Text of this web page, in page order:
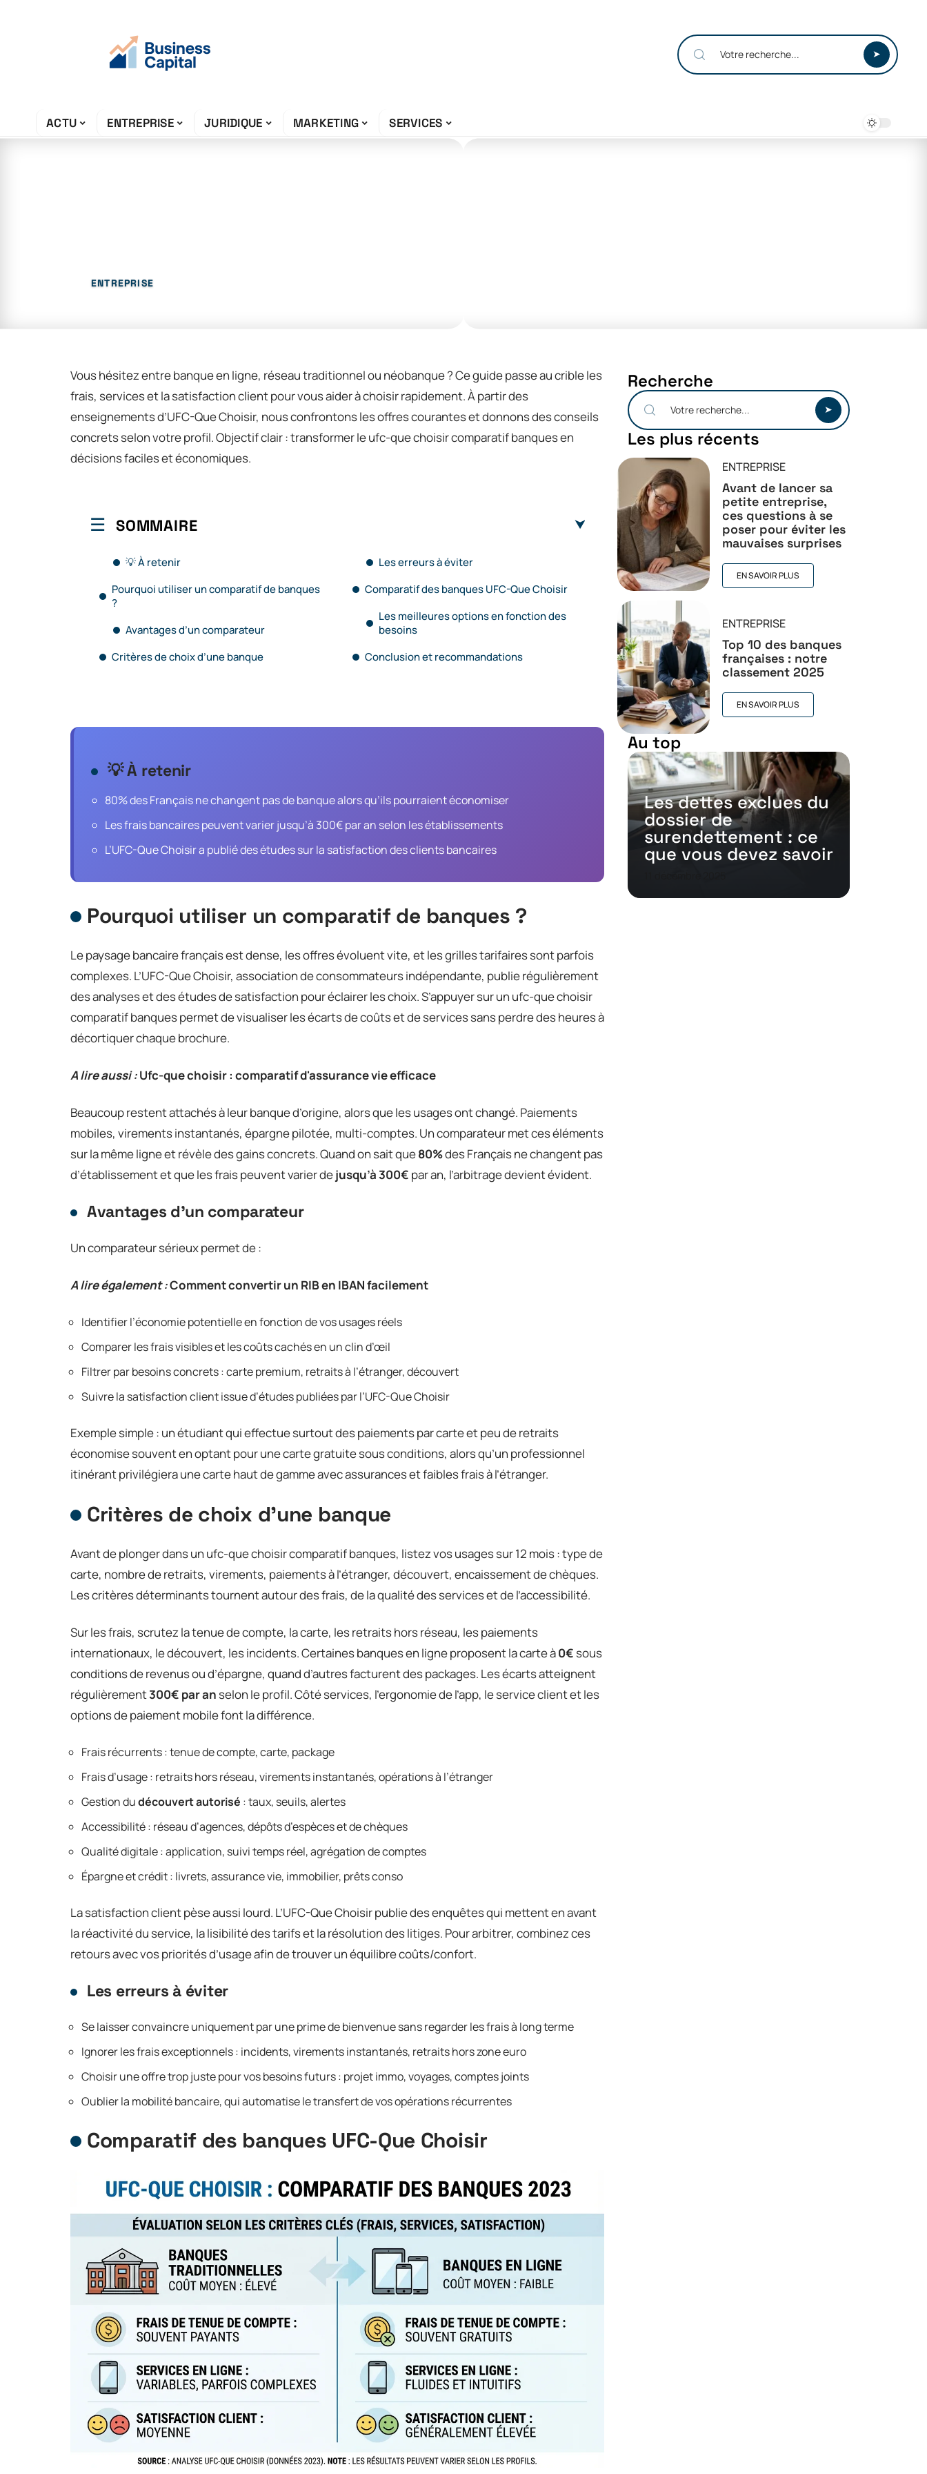
ACTU ENTREPRISE JURIDIQUE MARKETING SERVICES
ENTREPRISE
Vous hésitez entre banque en ligne, réseau traditionnel ou néobanque ? Ce guide passe au crible les
frais, services et la satisfaction client pour vous aider à choisir rapidement. À partir des
enseignements d’UFC-Que Choisir, nous confrontons les offres courantes et donnons des conseils
concrets selon votre profil. Objectif clair : transformer le ufc-que choisir comparatif banques en
décisions faciles et économiques.
SOMMAIRE
💡 À retenir
Pourquoi utiliser un comparatif de banques
?
Avantages d’un comparateur
Critères de choix d’une banque
Les erreurs à éviter
Comparatif des banques UFC-Que Choisir
Les meilleures options en fonction des
besoins
Conclusion et recommandations
💡 À retenir
80% des Français ne changent pas de banque alors qu’ils pourraient économiser
Les frais bancaires peuvent varier jusqu’à 300€ par an selon les établissements
L’UFC-Que Choisir a publié des études sur la satisfaction des clients bancaires
Pourquoi utiliser un comparatif de banques ?
Le paysage bancaire français est dense, les offres évoluent vite, et les grilles tarifaires sont parfois
complexes. L’UFC-Que Choisir, association de consommateurs indépendante, publie régulièrement
des analyses et des études de satisfaction pour éclairer les choix. S’appuyer sur un ufc-que choisir
comparatif banques permet de visualiser les écarts de coûts et de services sans perdre des heures à
décortiquer chaque brochure.
A lire aussi :Ufc-que choisir : comparatif d'assurance vie efficace
Beaucoup restent attachés à leur banque d’origine, alors que les usages ont changé. Paiements
mobiles, virements instantanés, épargne pilotée, multi-comptes. Un comparateur met ces éléments
sur la même ligne et révèle des gains concrets. Quand on sait que80%des Français ne changent pas
d’établissement et que les frais peuvent varier dejusqu’à 300€ par an, l’arbitrage devient évident.
Avantages d’un comparateur
Un comparateur sérieux permet de :
A lire également :Comment convertir un RIB en IBAN facilement
Identifier l’économie potentielle en fonction de vos usages réels
Comparer les frais visibles et les coûts cachés en un clin d’œil
Filtrer par besoins concrets : carte premium, retraits à l’étranger, découvert
Suivre la satisfaction client issue d’études publiées par l’UFC-Que Choisir
Exemple simple : un étudiant qui effectue surtout des paiements par carte et peu de retraits
économise souvent en optant pour une carte gratuite sous conditions, alors qu’un professionnel
itinérant privilégiera une carte haut de gamme avec assurances et faibles frais à l’étranger.
Critères de choix d’une banque
Avant de plonger dans un ufc-que choisir comparatif banques, listez vos usages sur 12 mois : type de
carte, nombre de retraits, virements, paiements à l’étranger, découvert, encaissement de chèques.
Les critères déterminants tournent autour des frais, de la qualité des services et de l’accessibilité.
Sur les frais, scrutez la tenue de compte, la carte, les retraits hors réseau, les paiements
internationaux, le découvert, les incidents. Certaines banques en ligne proposent la carte à0€ sous
conditions de revenus ou d’épargne, quand d’autres facturent des packages. Les écarts atteignent
régulièrement300€ par an selon le profil. Côté services, l’ergonomie de l’app, le service client et les
options de paiement mobile font la différence.
Frais récurrents : tenue de compte, carte, package
Frais d’usage : retraits hors réseau, virements instantanés, opérations à l’étranger
Gestion dudécouvert autorisé : taux, seuils, alertes
Accessibilité : réseau d’agences, dépôts d’espèces et de chèques
Qualité digitale : application, suivi temps réel, agrégation de comptes
Épargne et crédit : livrets, assurance vie, immobilier, prêts conso
La satisfaction client pèse aussi lourd. L’UFC-Que Choisir publie des enquêtes qui mettent en avant
la réactivité du service, la lisibilité des tarifs et la résolution des litiges. Pour arbitrer, combinez ces
retours avec vos priorités d’usage afin de trouver un équilibre coûts/confort.
Les erreurs à éviter
Se laisser convaincre uniquement par une prime de bienvenue sans regarder les frais à long terme
Ignorer les frais exceptionnels : incidents, virements instantanés, retraits hors zone euro
Choisir une offre trop juste pour vos besoins futurs : projet immo, voyages, comptes joints
Oublier la mobilité bancaire, qui automatise le transfert de vos opérations récurrentes
Comparatif des banques UFC-Que Choisir
Recherche
Les plus récents
ENTREPRISE
Avant de lancer sa
petite entreprise,
ces questions à se
poser pour éviter les
mauvaises surprises
EN SAVOIR PLUS
ENTREPRISE
Top 10 des banques
françaises : notre
classement 2025
EN SAVOIR PLUS
Au top
Les dettes exclues du
dossier de
surendettement : ce
que vous devez savoir